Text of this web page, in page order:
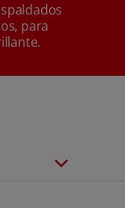
para